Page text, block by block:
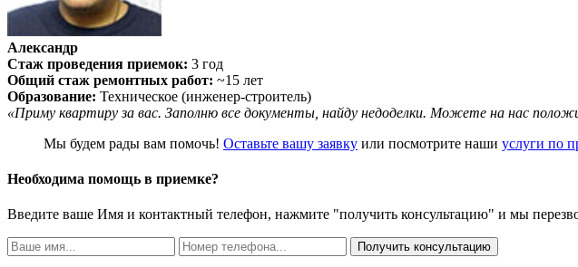
Александр
Стаж проведения приемок: 3 год
Общий стаж ремонтных работ: ~15 лет
Образование: Техническое (инженер-строитель)
«Приму квартиру за вас. Заполню все документы, найду недоделки. Можете на нас
Мы будем рады вам помочь! Оставьте вашу заявку или посмотрите наши услуги по
Необходима помощь в приемке?
Введите ваше Имя и контактный телефон, нажмите "получить консультацию" и мы